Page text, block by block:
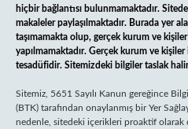
hiçbir bağlantısı bulunmamaktadır. Sitede
makaleler paylaşılmaktadır. Burada yer
taşımamakta olup, gerçek kurum ve kişiler
yapılmamaktadır. Gerçek kurum ve
tesadüfidir. Sitemizdeki bilgiler taslak
Sitemiz, 5651 Sayılı Kanun gereğince
(BTK) tarafından onaylanmış bir Yer
nedenle, sitedeki içerikleri proaktif olarak